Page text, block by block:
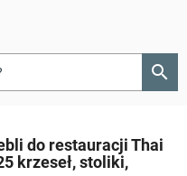
search
do restauracji Thai
krzeseł, stoliki,